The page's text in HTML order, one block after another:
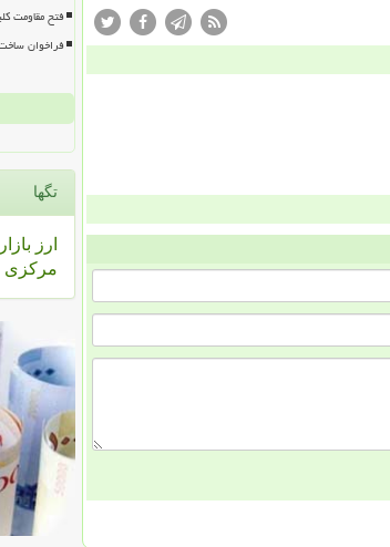
فتح مقاومت
فراخوان
تگها
ارز بازار
مركزی